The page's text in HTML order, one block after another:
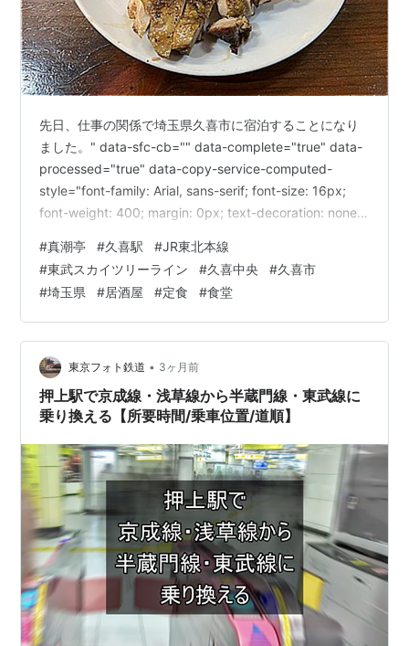
TS-
23
大袋駅 おおぶくろ -
TS-
24
せんげん台駅 せんげんだい -
25
26
一ノ割駅 いちのわり
TS-
春日部駅 かすかべ 東武アーバンパークライン
TS-
28
北春日部駅 きたかすかべ -
TS-
30
東武動物公園
とうぶどうぶ
運行形態(2017.4改正時点)
優等種別は浅草発着系統で区間急行・区間準急(浅草〜
北千住間各駅停車/6両)、半蔵門線・田園都市線直通系
統で急行・準急(10両)がある。急行・区間急行は東武動
物公園以北、準急・区間準急は新越谷以北が各駅停車と
なっている。普通は複々線区間では日比谷線直通系統(7
両あるいは18m車8両)がメインとなっている。
○リスト::鉄道路線
先日、仕事の関係で埼玉県久喜市に宿泊することになり
ました。" data-sfc-cb="" data-complete="true" data-
processed="true" data-copy-service-computed-
style="font-family: Arial, sans-serif; font-size: 16px;
font-weight: 400; margin: 0px; text-decoration: none;
近くの「スーパーホテル」。 チェックイン時、フロント
で近…
#真潮亭 #久喜駅 #JR東北本線
#東武スカイツリーライン #久喜中央 #久喜市
#埼玉県 #居酒屋 #定食 #食堂
東京フォト鉄道 • 3ヶ月前
押上駅で京成線・浅草線から半蔵門線・東武線に
乗り換える【所要時間/乗車位置/道順】